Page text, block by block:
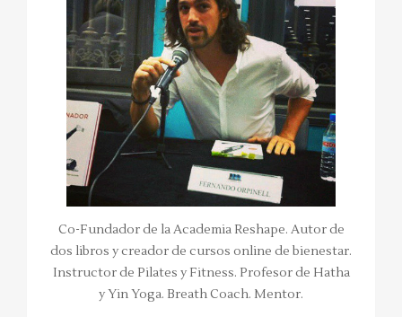
Co-Fundador de la Academia Reshape. Autor de
dos libros y creador de cursos online de bienestar.
Instructor de Pilates y Fitness. Profesor de Hatha
y Yin Yoga. Breath Coach. Mentor.